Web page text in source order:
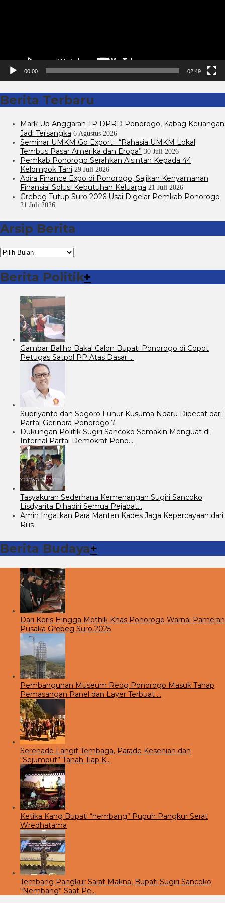
00:00 02:49
Berita Terbaru
Mark Up Anggaran TP DPRD Ponorogo, Kabag Keuangan
Jadi Tersangka 6 Agustus 2026
Seminar UMKM Go Export : “Rahasia UMKM Lokal
Tembus Pasar Amerika dan Eropa” 30 Juli 2026
Pemkab Ponorogo Serahkan Alsintan Kepada 44
Kelompok Tani 29 Juli 2026
Adira Finance Expo di Ponorogo, Sajikan Kenyamanan
Finansial Solusi Kebutuhan Keluarga 21 Juli 2026
Grebeg Tutup Suro 2026 Usai Digelar Pemkab Ponorogo
21 Juli 2026
Arsip Berita
Arsip
Berita
Berita Politik+
Gambar Baliho Bakal Calon Bupati Ponorogo di Copot
Petugas Satpol PP Atas Dasar …
Supriyanto dan Segoro Luhur Kusuma Ndaru Dipecat dari
Partai Gerindra Ponorogo ?
Dukungan Politik Sugiri Sancoko Semakin Menguat di
Internal Partai Demokrat Pono…
Tasyakuran Sederhana Kemenangan Sugiri Sancoko
Lisdyarita Dihadiri Semua Pejabat…
Amin Ingatkan Para Mantan Kades Jaga Kepercayaan dari
Rilis
Berita Budaya+
Dari Keris Hingga Mothik Khas Ponorogo Warnai Pameran
Pusaka Grebeg Suro 2025
Pembangunan Museum Reog Ponorogo Masuk Tahap
Pemasangan Panel dan Layer Terbuat …
Serenade Langit Tembaga, Parade Kesenian dan
“Sejumput” Tanah Tiap K…
Ketika Kang Bupati “nembang” Pupuh Pangkur Serat
Wredhatama
Tembang Pangkur Sarat Makna, Bupati Sugiri Sancoko
“Nembang” Saat Pe…